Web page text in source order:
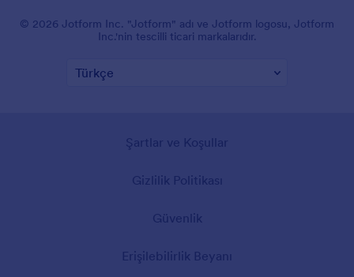
© 2026 Jotform Inc. "Jotform" adı ve Jotform logosu, Jotform
Inc.'nin tescilli ticari markalarıdır.
Şartlar ve Koşullar
Gizlilik Politikası
Güvenlik
Erişilebilirlik Beyanı